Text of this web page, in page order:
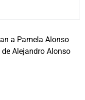
a Pamela Alonso
Alejandro Alonso